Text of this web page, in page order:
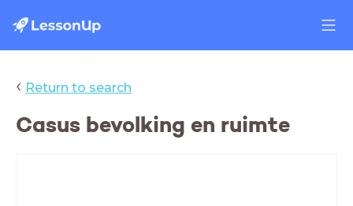
‹ Return to search
Casus bevolking en ruimte